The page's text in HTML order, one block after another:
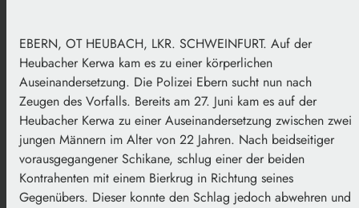
EBERN, OT HEUBACH, LKR. SCHWEINFURT. Auf der
Heubacher Kerwa kam es zu einer körperlichen
Auseinandersetzung. Die Polizei Ebern sucht nun nach
Zeugen des Vorfalls. Bereits am 27. Juni kam es auf der
Heubacher Kerwa zu einer Auseinandersetzung zwischen zwei
jungen Männern im Alter von 22 Jahren. Nach beidseitiger
vorausgegangener Schikane, schlug einer der beiden
Kontrahenten mit einem Bierkrug in Richtung seines
Gegenübers. Dieser konnte den Schlag jedoch abwehren und